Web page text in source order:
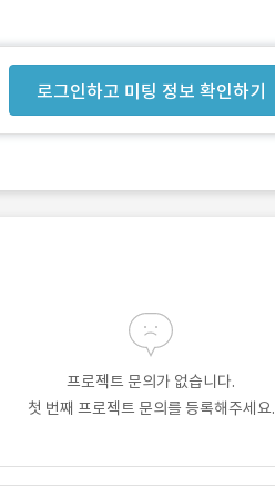
로그인하고 미팅 정보 확인하기
프로젝트 문의가 없습니다.
첫 번째 프로젝트 문의를 등록해주세요.